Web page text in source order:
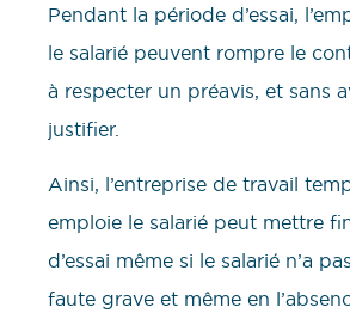
Pendant la période d’essai,
le salarié peuvent rompre le
à respecter un préavis, et sans
justifier.
Ainsi, l’entreprise de travail
emploie le salarié peut mettre
d’essai même si le salarié n’a
faute grave et même en